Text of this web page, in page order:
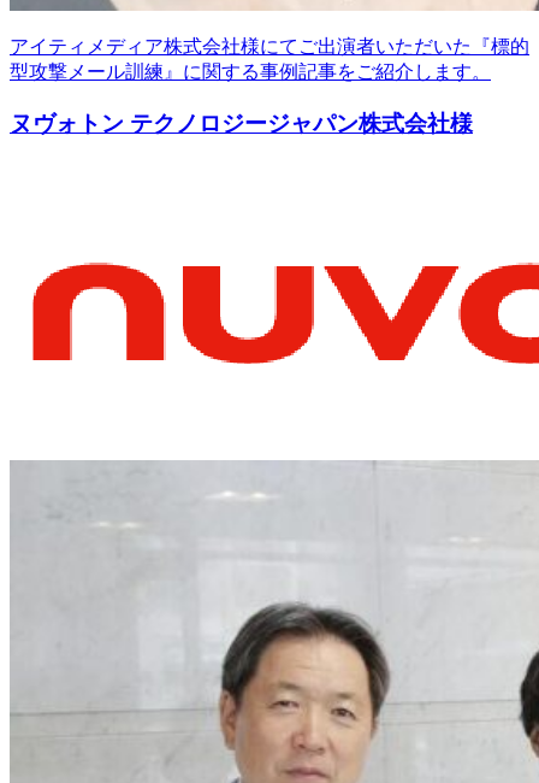
アイティメディア株式会社様にてご出演者いただいた『標的
型攻撃メール訓練』に関する事例記事をご紹介します。
ヌヴォトン テクノロジージャパン株式会社様